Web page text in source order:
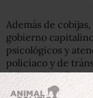
Además de
gobierno
psicológicos y
policiaco y de
del estadio-